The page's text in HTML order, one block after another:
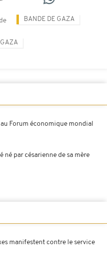
BANDE DE GAZA
GAZA
Forum économique mondial
né par césarienne de sa mère
manifestent contre le service